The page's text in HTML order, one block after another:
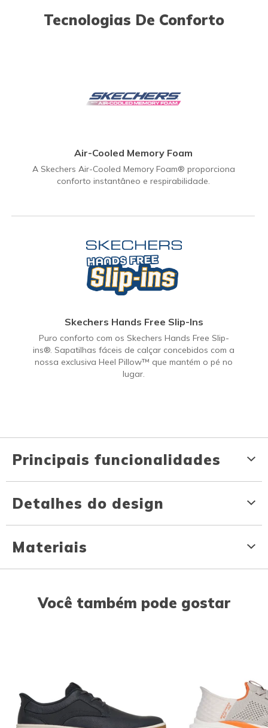
Tecnologias De Conforto
Air-Cooled Memory Foam
A Skechers Air-Cooled Memory Foam® proporciona
conforto instantâneo e respirabilidade.
Skechers Hands Free Slip-Ins
Puro conforto com os Skechers Hands Free Slip-
ins®. Sapatilhas fáceis de calçar concebidos com a
nossa exclusiva Heel Pillow™ que mantém o pé no
lugar.
Principais funcionalidades
Detalhes do design
Materiais
Você também pode gostar